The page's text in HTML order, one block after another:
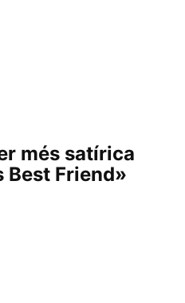
més satírica
Best Friend»